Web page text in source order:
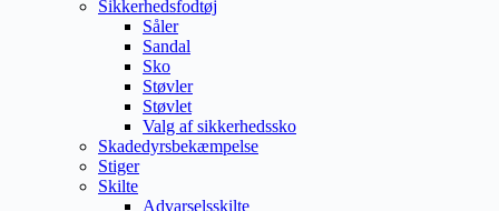
Sikkerhedsfodtøj
Såler
Sandal
Sko
Støvler
Støvlet
Valg af sikkerhedssko
Skadedyrsbekæmpelse
Stiger
Skilte
Advarselsskilte